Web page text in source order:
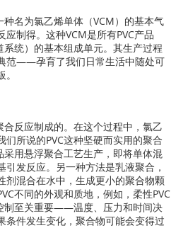
种名为氯乙烯单体（VCM）的基本气
制得。这种VCM是所有PVC产品
系统）的基本组成单元。其生产过程
范——孕育了我们日常生活中随处可
合反应制成的。在这个过程中，氯乙
们所说的PVC这种坚硬而实用的聚合
采用悬浮聚合工艺生产，即将单体混
发反应。另一种方法是乳液聚合，
剂混合在水中，生成更小的聚合物颗
不同的外观和质地，例如，柔性PVC
制至关重要——温度、压力和时间决
条件发生变化，聚合物可能会变得过